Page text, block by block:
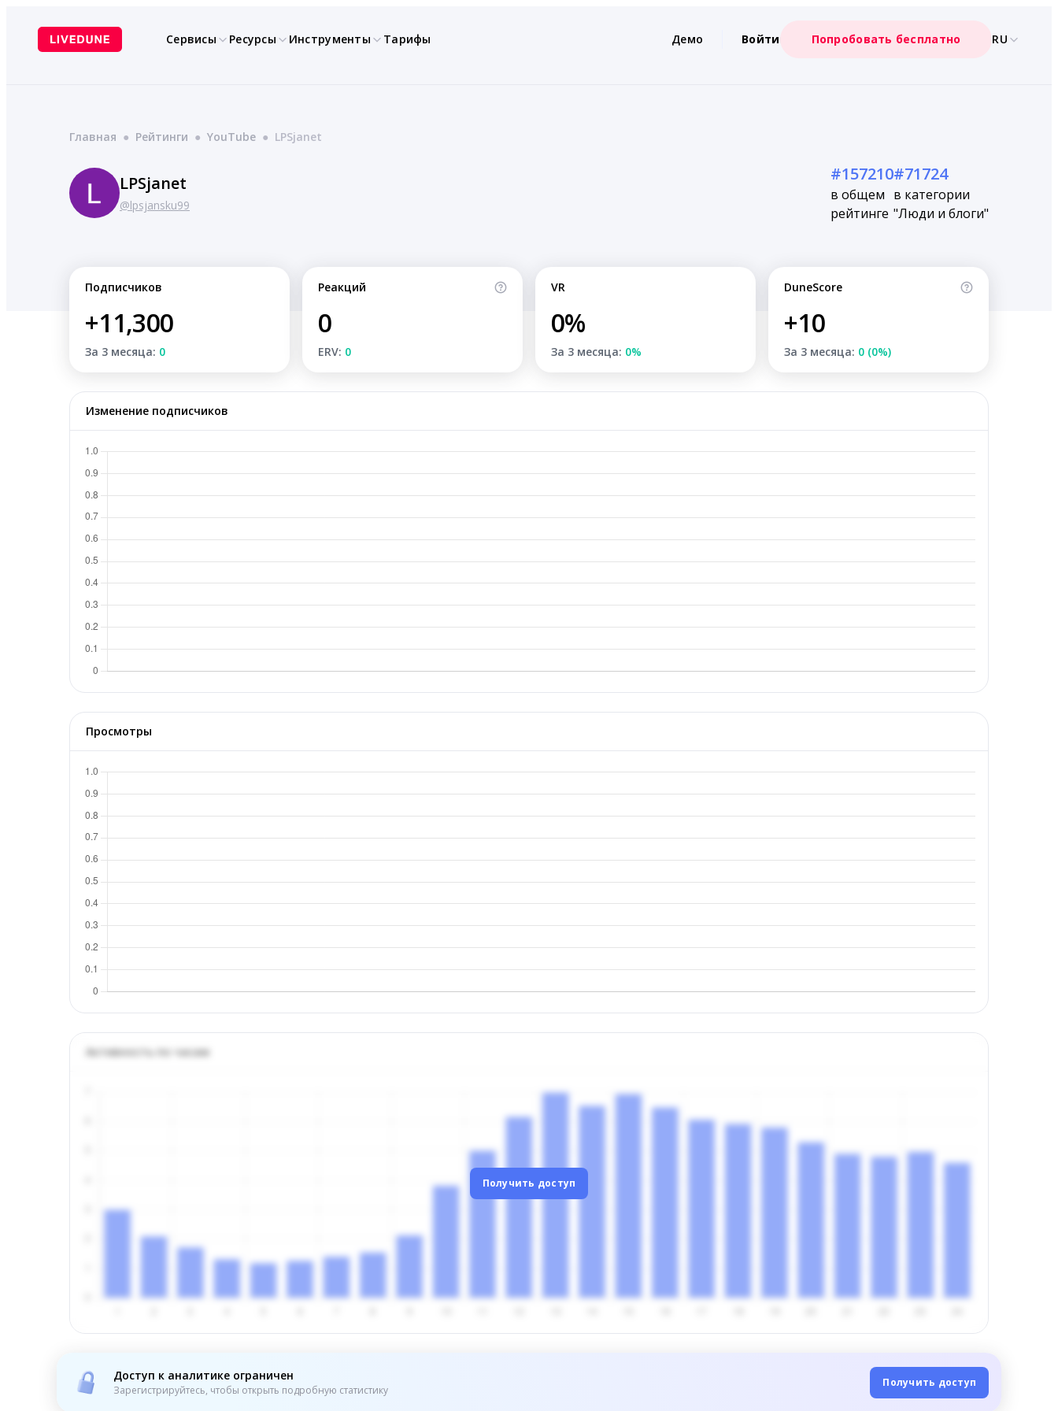
содержимому
Сервисы Ресурсы Инструменты Тарифы Демо Войти Попробовать бесплатно RU
Главная ● Рейтинги ● YouTube ● LPSjanet
LPSjanet
@lpsjansku99
#157210
в общем
рейтинге
#71724
в категории
"Люди и блоги"
Подписчиков
+11,300
За 3 месяца: 0
Реакций
0
ERV: 0
VR
0%
За 3 месяца: 0%
DuneScore
+10
За 3 месяца: 0 (0%)
Изменение подписчиков
Просмотры
Активность по часам
Получить доступ
Доступ к аналитике ограничен
Зарегистрируйтесь, чтобы открыть подробную статистику
Получить доступ